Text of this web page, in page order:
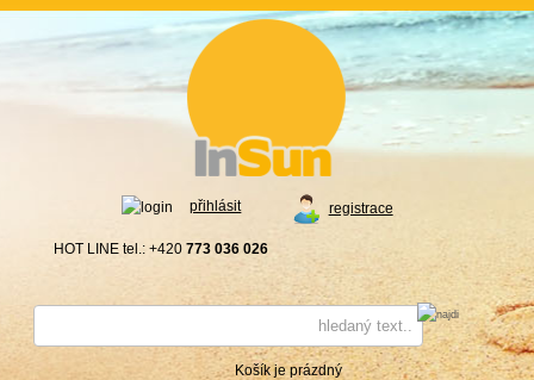
registrace
přihlásit
HOT LINE tel.: +420 773 036 026
Košík je prázdný